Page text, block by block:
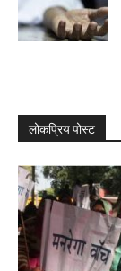
लोकप्रिय पोस्ट